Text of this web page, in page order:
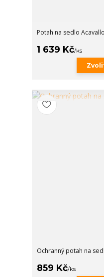
Potah na sedlo Acavallo
1 639 Kč/ks
Ochranný potah na
859 Kč/ks